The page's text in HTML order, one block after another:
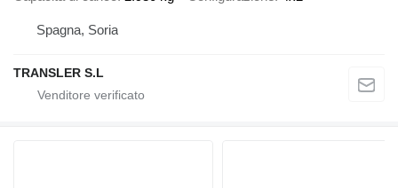
Spagna, Soria
TRANSLER S.L